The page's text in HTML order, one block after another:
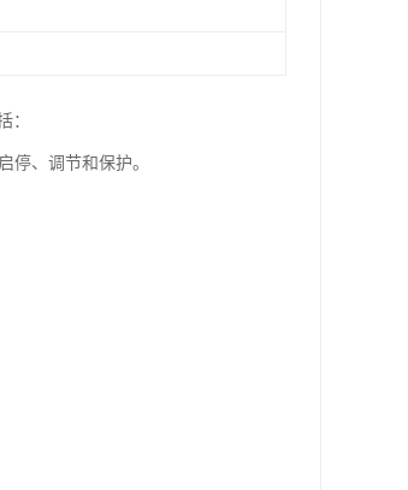
：
停、调节和保护。